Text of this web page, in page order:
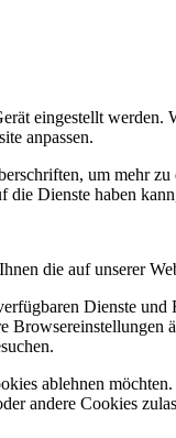
eingestellt
anpassen.
um mehr
die Dienste haben
die auf unserer
Dienste
ablehnen
andere Cookies